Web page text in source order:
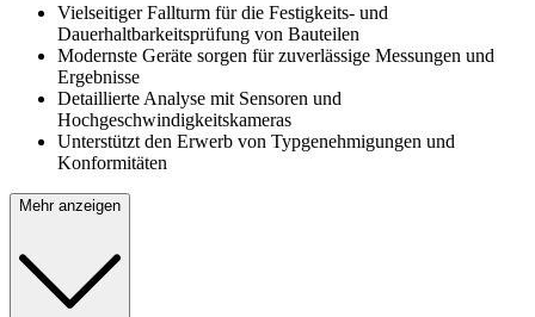
Vielseitiger Fallturm für die Festigkeits- und
Dauerhaltbarkeitsprüfung von Bauteilen
Modernste Geräte sorgen für zuverlässige Messungen und
Ergebnisse
Detaillierte Analyse mit Sensoren und
Hochgeschwindigkeitskameras
Unterstützt den Erwerb von Typgenehmigungen und
Konformitäten
Mehr anzeigen